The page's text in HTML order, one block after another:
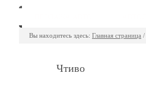
Вы находитесь здесь: Главная страница /
Чтиво